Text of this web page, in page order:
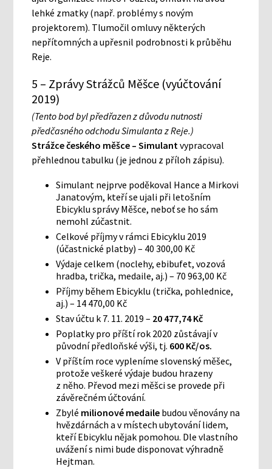
lehké zmatky (např. problémy s novým
projektorem). Tlumočil omluvy některých
nepřítomných a upřesnil podrobnosti k průběhu
Reje.
5 – Zprávy Strážců Měšce (vyúčtování
2019)
(Tento bod byl předřazen z důvodu nutnosti
předčasného odchodu Simulanta z Reje.)
Strážce českého měšce – Simulant vypracoval
přehlednou tabulku (je jednou z příloh zápisu).
Simulant nejprve poděkoval Hance a Mirkovi
Janatovým, kteří se ujali při letošním
Ebicyklu správy Měšce, neboť se ho sám
nemohl zúčastnit.
Celkové příjmy v rámci Ebicyklu 2019
(účastnické platby) – 40 300,00 Kč
Výdaje celkem (noclehy, ebibufet, vozová
hradba, trička, medaile, aj.) – 70 963,00 Kč
Příjmy během Ebicyklu (trička, pohlednice,
aj.) – 14 470,00 Kč
Stav účtu k 7. 11. 2019 – 20 477,74 Kč
Poplatky pro příští rok 2020 zůstávají v
původní předloňské výši, tj. 600 Kč/os.
V příštím roce vypleníme slovenský měšec,
protože veškeré výdaje budou hrazeny
z něho. Převod mezi měšci se provede při
závěrečném účtování.
Zbylé milionové medaile budou věnovány na
hvězdárnách a v místech ubytování lidem,
kteří Ebicyklu nějak pomohou. Dle vlastního
uvážení s nimi bude disponovat výhradně
Hejtman.